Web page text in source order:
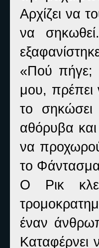
Αρχίζει να
να
«Πού πήγε;
μου, πρέπει
το
αθόρυβα και
να
το
Ο Ρικ
έναν
Καταφέρνει